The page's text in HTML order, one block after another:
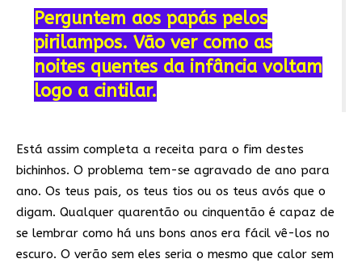
Perguntem aos papás pelos
pirilampos. Vão ver como as
noites quentes da infância voltam
logo a cintilar.
Está assim completa a receita para o fim destes
bichinhos. O problema tem-se agravado de ano para
ano. Os teus pais, os teus tios ou os teus avós que o
digam. Qualquer quarentão ou cinquentão é capaz de
se lembrar como há uns bons anos era fácil vê-los no
escuro. O verão sem eles seria o mesmo que calor sem